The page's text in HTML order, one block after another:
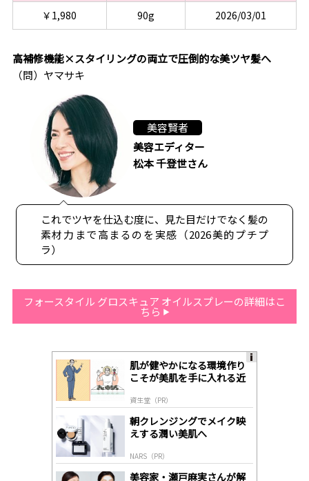
￥1,980
90g 2026/03/01
高補修機能×スタイリングの両立で圧倒的な美ツヤ髪へ
（問）ヤマサキ
美容賢者
美容エディター
松本 千登世さん
これでツヤを仕込む度に、見た目だけでなく髪の
素材力まで高まるのを実感（2026美的プチプ
ラ）
フォースタイル グロスキュア オイルスプレーの詳細はこ
ちら
肌が健やかになる環境作り
こそが美肌を手に入れる近
資生堂（PR）
朝クレンジングでメイク映
えする潤い美肌へ
NARS（PR）
美容家・瀬戸麻実さんが解